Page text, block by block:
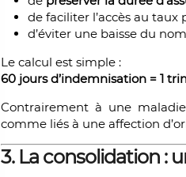
de faciliter l’accès au taux
d’éviter une baisse du
Le calcul est simple :
60 jours d’indemnisation = 1
Contrairement à une
comme liés à une affection
3. La consolidation :